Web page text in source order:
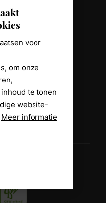
voor
om onze
te tonen
website-
Meer informatie